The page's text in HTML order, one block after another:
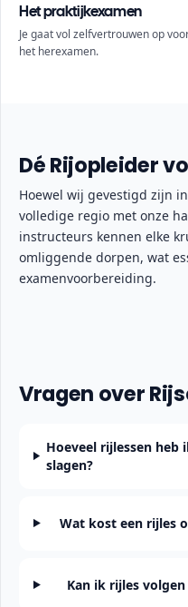
Het praktijkexamen
Je gaat vol zelfvertrouwen op
het herexamen.
Dé Rijopleider
Hoewel wij gevestigd zijn
volledige regio met onze
instructeurs kennen elke
omliggende dorpen, wat
examenvoorbereiding.
Vragen over
Hoeveel rijlessen
slagen?
Wat kost een rijles
Kan ik rijles